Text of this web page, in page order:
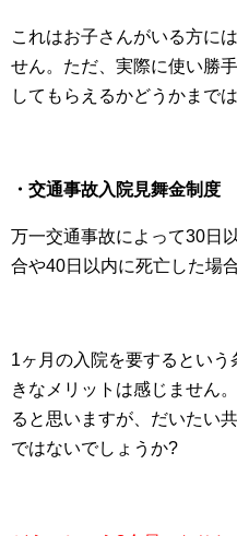
これはお子さんがいる方に
せん。ただ、実際に使い勝
してもらえるかどうかまで
・交通事故入院見舞金制度
万一交通事故によって30日
合や40日以内に死亡した場
1ヶ月の入院を要するとい
きなメリットは感じません
ると思いますが、だいたい
ではないでしょうか?